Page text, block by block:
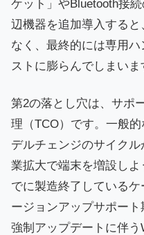
ケット」やBluetooth接
辺機器を追加導入する
なく、最終的には専用
ストに膨らんでしまいま
第2の落とし穴は、サポ
理（TCO）です。一般
デルチェンジのサイク
業拡大で端末を増設し
でに製造終了している
ージョンアップサポー
強制アップデートに伴